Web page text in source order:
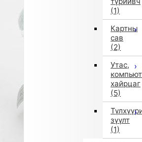
(1)
Картны
сав
(2)
Утас,
хайрцаг
(5)
зүүлт
(1)